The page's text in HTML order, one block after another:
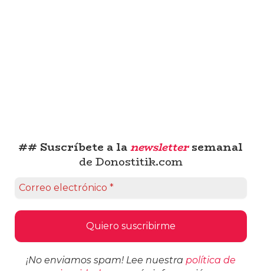
## Suscríbete a lanewslettersemanal
de Donostitik.com
¡No enviamos spam! Lee nuestra política de